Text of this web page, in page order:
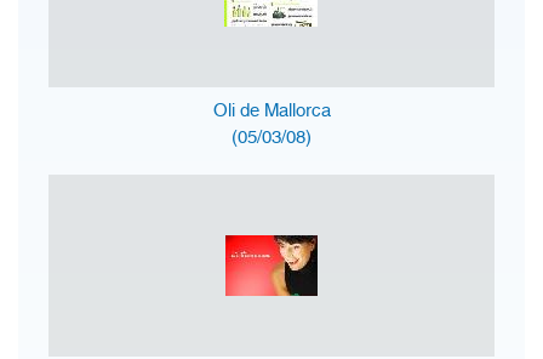
Oli de Mallorca
(05/03/08)